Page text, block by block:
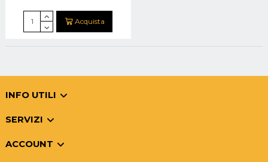
Acquista
INFO UTILI
SERVIZI
ACCOUNT